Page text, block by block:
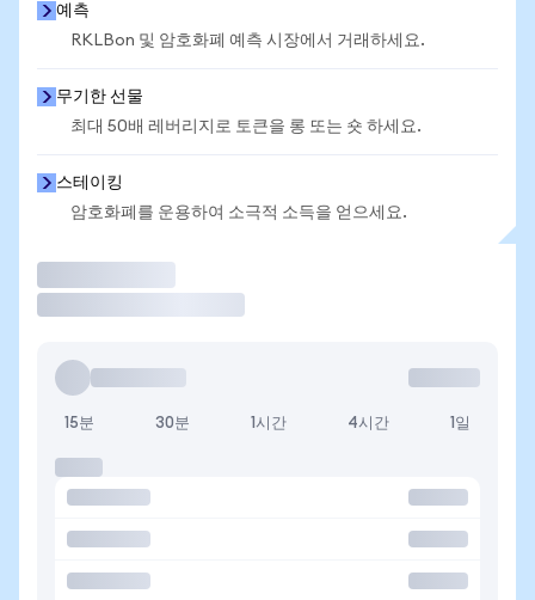
예측
RKLBon 및 암호화폐 예측 시장에서 거래하세요.
무기한 선물
최대 50배 레버리지로 토큰을 롱 또는 숏 하세요.
스테이킹
암호화폐를 운용하여 소극적 소득을 얻으세요.
15분 30분 1시간 4시간 1일